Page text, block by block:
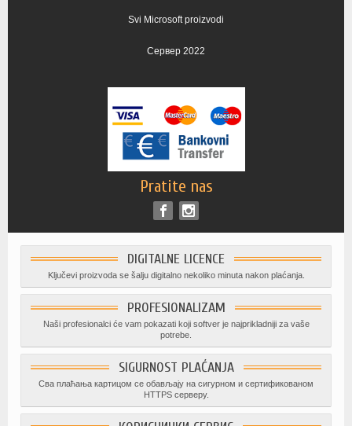
Svi Microsoft proizvodi
Сервер 2022
Pratite nas
DIGITALNE LICENCE
Ključevi proizvoda se šalju digitalno nekoliko minuta nakon plaćanja.
PROFESIONALIZAM
Naši profesionalci će vam pokazati koji softver je najprikladniji za vaše
potrebe.
SIGURNOST PLAĆANJA
Сва плаћања картицом се обављају на сигурном и сертификованом
HTTPS серверу.